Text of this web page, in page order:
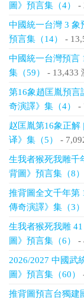
圖》預言集（4）
-
中國統一台灣 3 象
預言集（14）
-
中國統一台灣預言
集（59）
- 13,433
第16象趙匡胤預言
奇演譯》集（4）
-
赵匡胤第16象正解
译》集（5）
-
生我者猴死我雕千
背圖》預言集（8）
推背圖全文千年第
傳奇演譯》集（3）
生我者猴死我雕
圖》預言集（6）
-
2026/2027 中國武
圖》預言集（60）
推背圖預言台獨建